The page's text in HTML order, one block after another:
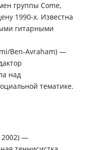
группы Come,
1990-х. Известна
гитарными
Ben-Avraham) —
над
тематике.
2002) —